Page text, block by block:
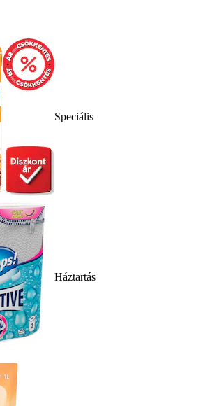
Speciális
Háztartás